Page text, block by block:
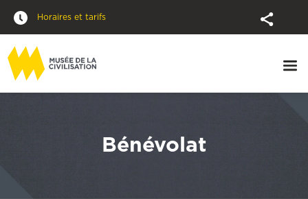
Horaires et tarifs
Bénévolat